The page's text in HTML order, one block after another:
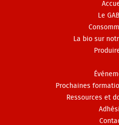
Le
La bio sur
Prochaines
Ressources et